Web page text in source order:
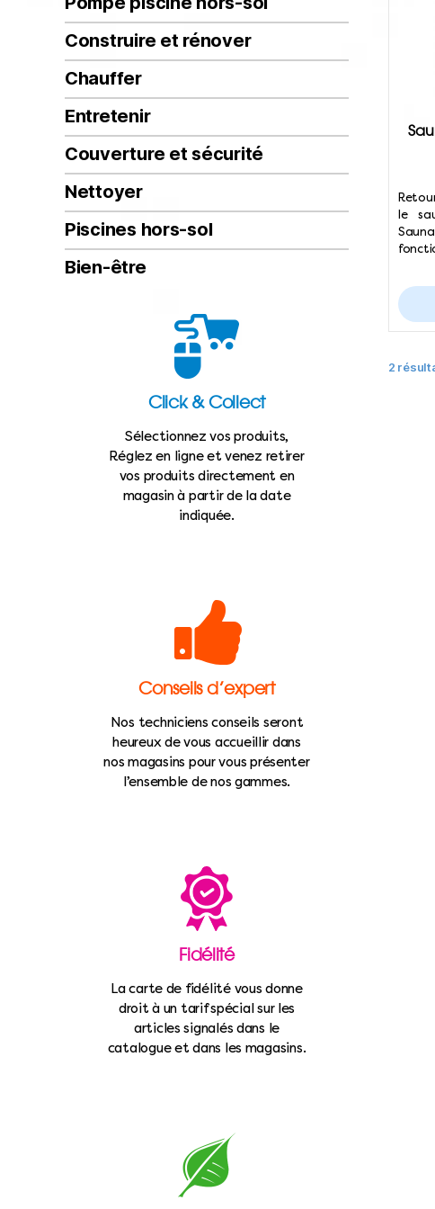
le
2
Construire et rénover
Chauffer
Entretenir
Couverture et sécurité
Nettoyer
Piscines hors-sol
Bien-être
Click & Collect
Sélectionnez vos produits,
Réglez en ligne et venez retirer
vos produits directement en
magasin à partir de la date
indiquée.
Conseils d’expert
Nos techniciens conseils seront
heureux de vous accueillir dans
nos magasins pour vous présenter
l’ensemble de nos gammes.
Fidélité
La carte de fidélité vous donne
droit à un tarif spécial sur les
articles signalés dans le
catalogue et dans les magasins.